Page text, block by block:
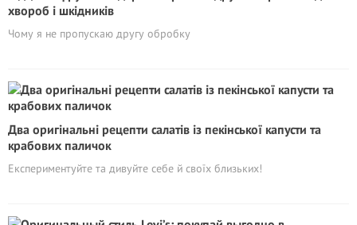
хвороб і шкідників
Чому я не пропускаю другу обробку
Два оригінальні рецепти салатів із пекінської капусти та
крабових паличок
Експериментуйте та дивуйте себе й своїх близьких!